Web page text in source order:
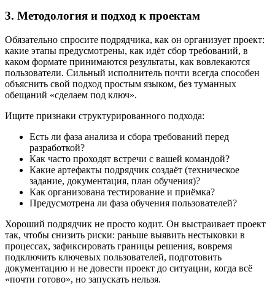
3. Методология и подход к проектам
Обязательно спросите подрядчика, как он организует проект:
какие этапы предусмотрены, как идёт сбор требований, в
каком формате принимаются результаты, как вовлекаются
пользователи. Сильный исполнитель почти всегда способен
объяснить свой подход простым языком, без туманных
обещаний «сделаем под ключ».
Ищите признаки структурированного подхода:
Есть ли фаза анализа и сбора требований перед
разработкой?
Как часто проходят встречи с вашей командой?
Какие артефакты подрядчик создаёт (техническое
задание, документация, план обучения)?
Как организована тестирование и приёмка?
Предусмотрена ли фаза обучения пользователей?
Хороший подрядчик не просто кодит. Он выстраивает проект
так, чтобы снизить риски: раньше выявить нестыковки в
процессах, зафиксировать границы решения, вовремя
подключить ключевых пользователей, подготовить
документацию и не довести проект до ситуации, когда всё
«почти готово», но запускать нельзя.